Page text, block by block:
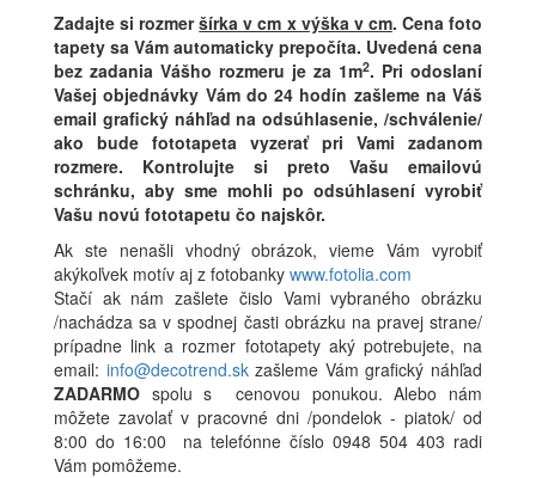
Zadajte si rozmeršírka v cm x výška v cm. Cena foto
tapety sa Vám automaticky prepočíta. Uvedená cena
bez zadania Vášho rozmeru je za 1m2. Pri odoslaní
Vašej objednávky Vám do 24 hodín zašleme na Váš
email grafický náhľad na odsúhlasenie, /schválenie/
ako bude fototapeta vyzerať pri Vami zadanom
rozmere. Kontrolujte si preto Vašu emailovú
schránku, aby sme mohli po odsúhlasení vyrobiť
Vašu novú fototapetu čo najskôr.
Ak ste nenašli vhodný obrázok, vieme Vám vyrobiť
akýkoľvek motív aj z fotobanky www.fotolia.com
Stačí ak nám zašlete čislo Vami vybraného obrázku
/nachádza sa v spodnej časti obrázku na pravej strane/
prípadne link a rozmer fototapety aký potrebujete, na
email: info@decotrend.skzašleme Vám grafický náhľad
ZADARMO spolu s cenovou ponukou. Alebo nám
môžete zavolať v pracovné dni /pondelok - piatok/ od
8:00 do 16:00 na telefónne číslo 0948 504 403 radi
Vám pomôžeme.